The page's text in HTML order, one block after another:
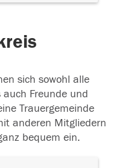
sich sowohl alle
Freunde und
Trauergemeinde
anderen Mitgliedern
bequem ein.